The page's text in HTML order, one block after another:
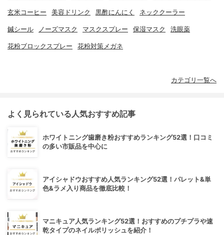
玄米コーヒー 美容ドリンク 黒酢にんにく ネッククーラー
鍼シール ノーズマスク マスクスプレー 保湿マスク 洗眼薬
花粉ブロックスプレー 花粉対策メガネ
カテゴリ一覧へ
よく見られている人気おすすめ記事
ホワイトニング歯磨き粉おすすめランキング52選！口コミ
の多い市販品を中心に
アイシャドウおすすめ人気ランキング52選！パレット&単
色&ラメ入り商品を徹底比較！
マニキュア人気ランキング52選！おすすめのプチプラや速
乾タイプのネイルポリッシュを紹介！